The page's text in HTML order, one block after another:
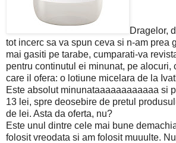
Dragelor,
tot incerc sa va spun ceva si n-am prea
mai gasiti pe tarabe, cumparati-va
pentru continutul ei minunat, pe alocuri,
care il ofera: o lotiune micelara de la
Este absolut minunataaaaaaaaaaaa si
13 lei, spre deosebire de pretul
de lei. Asta da oferta, nu?
Este unul dintre cele mai bune
folosit vreodata si am folosit muuulte.